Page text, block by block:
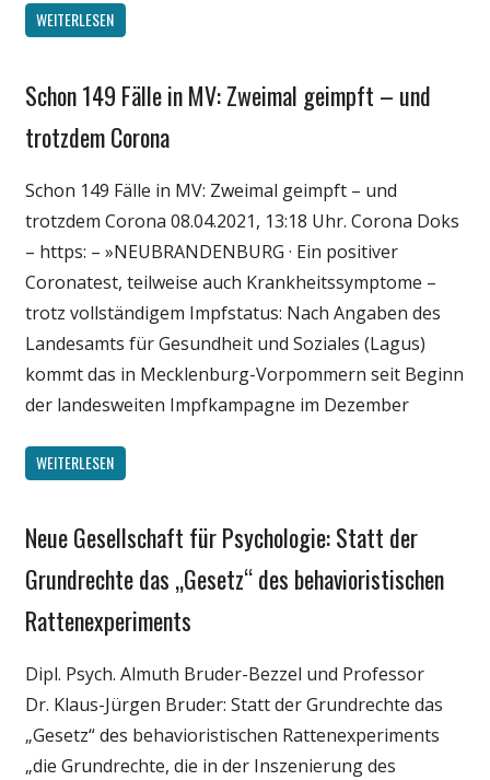
WEITERLESEN
Gesellschaft
Wirtschaft
Wissenschaft
Schon 149 Fälle in MV: Zweimal geimpft – und
trotzdem Corona
Schon 149 Fälle in MV: Zweimal geimpft – und
trotzdem Corona 08.04.2021, 13:18 Uhr. Corona Doks
– https: – »NEUBRANDENBURG · Ein positiver
Coronatest, teilweise auch Krankheitssymptome –
trotz vollständigem Impfstatus: Nach Angaben des
Landesamts für Gesundheit und Soziales (Lagus)
kommt das in Mecklenburg-Vorpommern seit Beginn
der landesweiten Impfkampagne im Dezember
WEITERLESEN
Gesellschaft
Medien
Wirtschaft
Wissenschaft
Neue Gesellschaft für Psychologie: Statt der
Grundrechte das „Gesetz“ des behavioristischen
Rattenexperiments
Dipl. Psych. Almuth Bruder-Bezzel und Professor
Dr. Klaus-Jürgen Bruder: Statt der Grundrechte das
„Gesetz“ des behavioristischen Rattenexperiments
„die Grundrechte, die in der Inszenierung des